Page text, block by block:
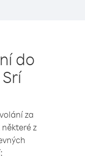
do
za
z